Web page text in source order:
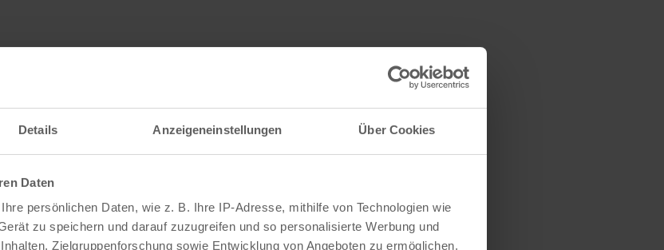
Details Anzeigeneinstellungen Über Cookies
Daten
persönlichen Daten, wie z. B. Ihre IP-Adresse, mithilfe von Technologien wie
zu speichern und darauf zuzugreifen und so personalisierte Werbung und
Zielgruppenforschung sowie Entwicklung von Angeboten zu ermöglichen.